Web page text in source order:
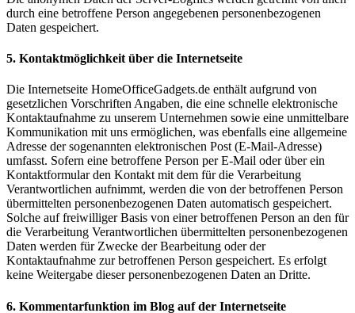
durch eine betroffene Person angegebenen personenbezogenen
Daten gespeichert.
5. Kontaktmöglichkeit über die Internetseite
Die Internetseite HomeOfficeGadgets.de enthält aufgrund von
gesetzlichen Vorschriften Angaben, die eine schnelle elektronische
Kontaktaufnahme zu unserem Unternehmen sowie eine unmittelbare
Kommunikation mit uns ermöglichen, was ebenfalls eine allgemeine
Adresse der sogenannten elektronischen Post (E-Mail-Adresse)
umfasst. Sofern eine betroffene Person per E-Mail oder über ein
Kontaktformular den Kontakt mit dem für die Verarbeitung
Verantwortlichen aufnimmt, werden die von der betroffenen Person
übermittelten personenbezogenen Daten automatisch gespeichert.
Solche auf freiwilliger Basis von einer betroffenen Person an den für
die Verarbeitung Verantwortlichen übermittelten personenbezogenen
Daten werden für Zwecke der Bearbeitung oder der
Kontaktaufnahme zur betroffenen Person gespeichert. Es erfolgt
keine Weitergabe dieser personenbezogenen Daten an Dritte.
6. Kommentarfunktion im Blog auf der Internetseite